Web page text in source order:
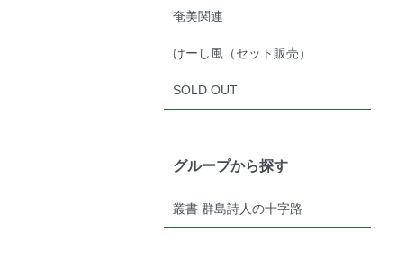
奄美関連
けーし風（セット販売）
SOLD OUT
グループから探す
叢書 群島詩人の十字路